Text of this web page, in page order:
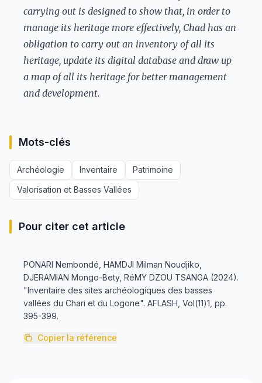
carrying out is designed to show that, in order to
manage its heritage more effectively, Chad has an
obligation to carry out an inventory of all its
heritage, update its digital database and draw up
a map of all its heritage for better management
and development.
Mots-clés
Archéologie Inventaire
Patrimoine
Valorisation et Basses Vallées
Pour citer cet article
PONARI Nembondé, HAMDJI Milman Noudjiko,
DJERAMIAN Mongo-Bety, RéMY DZOU TSANGA (2024).
"Inventaire des sites archéologiques des basses
vallées du Chari et du Logone". AFLASH, Vol(11)1, pp.
395-399.
Copier la référence